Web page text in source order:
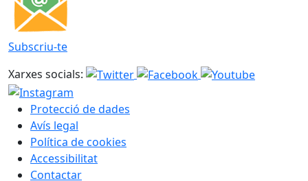
Subscriu-te
Xarxes socials:
Protecció de dades
Avís legal
Política de cookies
Accessibilitat
Contactar